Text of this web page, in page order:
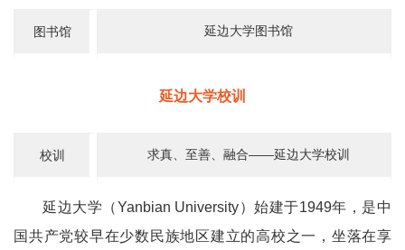
图书馆 延边大学图书馆
延边大学校训
校训 求真、至善、融合——延边大学校训
延边大学（Yanbian University）始建于1949年，是中
国共产党较早在少数民族地区建立的高校之一，坐落在享